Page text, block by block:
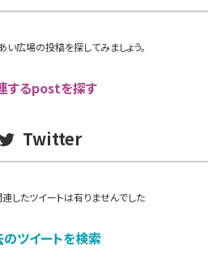
広場の投稿を探してみましょう。
するpostを探す
Twitter
したツイートは有りませんでした
ツイートを検索